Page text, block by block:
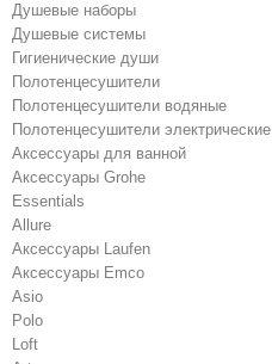
Душевые наборы
Душевые системы
Гигиенические души
Полотенцесушители
Полотенцесушители водяные
Полотенцесушители электрические
Аксессуары для ванной
Аксессуары Grohe
Essentials
Allure
Аксессуары Laufen
Аксессуары Emco
Asio
Polo
Loft